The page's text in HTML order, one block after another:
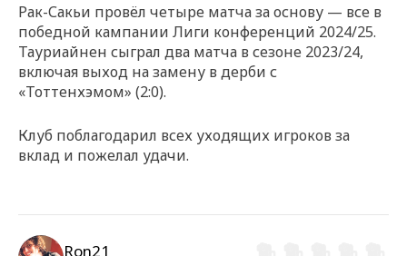
Рак-Сакьи провёл четыре матча за основу — все в
победной кампании Лиги конференций 2024/25.
Тауриайнен сыграл два матча в сезоне 2023/24,
включая выход на замену в дерби с
«Тоттенхэмом» (2:0).
Клуб поблагодарил всех уходящих игроков за
вклад и пожелал удачи.
Ron21